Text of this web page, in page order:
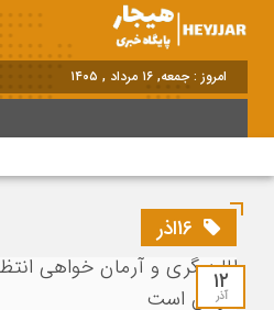
امروز : جمعه, ۱۶ مرداد , ۱۴۰۵
۱۲
آذر